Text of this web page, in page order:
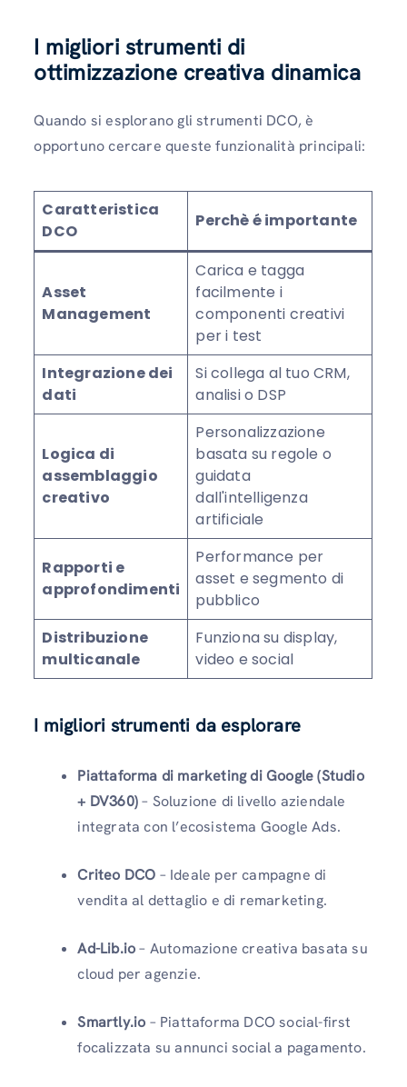
I migliori strumenti di
ottimizzazione creativa dinamica
Quando si esplorano gli strumenti DCO, è
opportuno cercare queste funzionalità principali:
Caratteristica
DCO
Perchè é importante
Asset
Management
Carica e tagga
facilmente i
componenti creativi
per i test
Integrazione dei
dati
Si collega al tuo CRM,
analisi o DSP
Logica di
assemblaggio
creativo
Personalizzazione
basata su regole o
guidata
dall'intelligenza
artificiale
Rapporti e
approfondimenti
Performance per
asset e segmento di
pubblico
Distribuzione
multicanale
Funziona su display,
video e social
I migliori strumenti da esplorare
Piattaforma di marketing di Google (Studio
+ DV360)– Soluzione di livello aziendale
integrata con l’ecosistema Google Ads.
Criteo DCO – Ideale per campagne di
vendita al dettaglio e di remarketing.
Ad-Lib.io– Automazione creativa basata su
cloud per agenzie.
Smartly.io – Piattaforma DCO social-first
focalizzata su annunci social a pagamento.